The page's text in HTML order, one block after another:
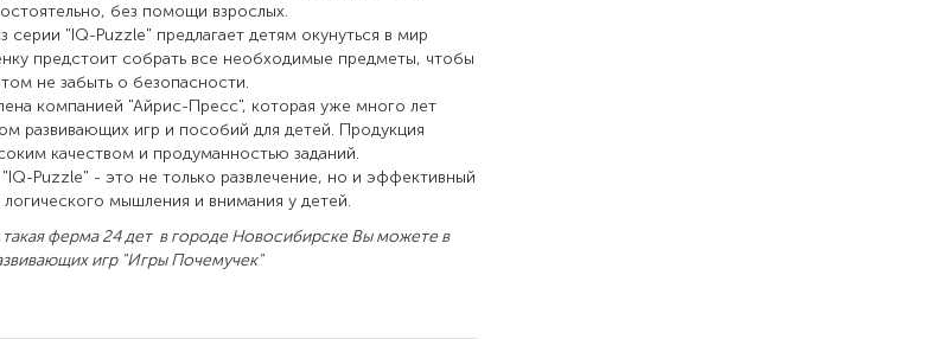
без помощи взрослых.
серии "IQ-Puzzle" предлагает детям окунуться в мир
предстоит собрать все необходимые предметы, чтобы
не забыть о безопасности.
компанией "Айрис-Пресс", которая уже много лет
развивающих игр и пособий для детей. Продукция
качеством и продуманностью заданий.
"IQ-Puzzle" - это не только развлечение, но и эффективный
логического мышления и внимания у детей.
ферма 24 дет в городе Новосибирске Вы можете в
игр "Игры Почемучек"